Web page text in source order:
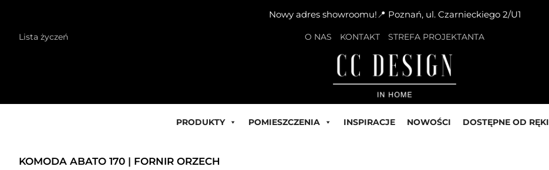
Nowy adres showroomu!📍 Poznań, ul. Czarnieckiego 2/U1
Lista życzeń O NAS KONTAKT STREFA PROJEKTANTA
PRODUKTY POMIESZCZENIA INSPIRACJE NOWOŚCI DOSTĘPNE OD RĘKI
KOMODA ABATO 170 | FORNIR ORZECH